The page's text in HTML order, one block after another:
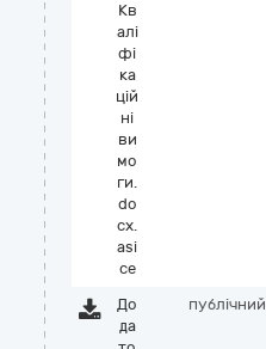
Кв
алі
фі
ка
цій
ні
ви
мо
ги.
do
cx.
asi
ce
До
да
публічний